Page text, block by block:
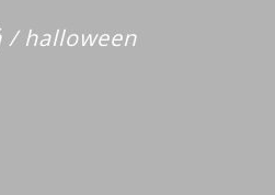
/ halloween